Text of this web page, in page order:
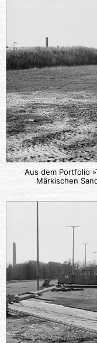
Aus dem Portfolio
Märkischen